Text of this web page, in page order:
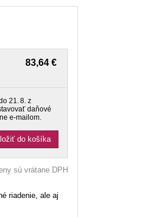
správa
83,64 €
21. 8. z
daňové
e‑mailom.
do košíka
sú vrátane DPH
riadenie, ale aj